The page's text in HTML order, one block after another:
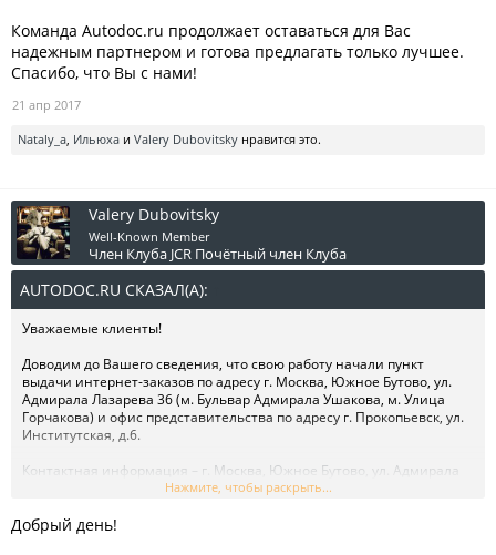
Команда Autodoc.ru продолжает оставаться для Вас
надежным партнером и готова предлагать только лучшее.
Спасибо, что Вы с нами!
21 апр 2017
Nataly_a, Ильюха и Valery Dubovitsky нравится это.
Valery Dubovitsky
Well-Known Member
Член Клуба JCR Почётный член Клуба
AUTODOC.RU СКАЗАЛ(А):
Уважаемые клиенты!
Доводим до Вашего сведения, что свою работу начали пункт
выдачи интернет-заказов по адресу г. Москва, Южное Бутово, ул.
Адмирала Лазарева 36 (м. Бульвар Адмирала Ушакова, м. Улица
Горчакова) и офис представительства по адресу г. Прокопьевск, ул.
Институтская, д.6.
Контактная информация – г. Москва, Южное Бутово, ул. Адмирала
Лазарева 36 (м. Бульвар Адмирала Ушакова, м. Улица Горчакова)
Нажмите, чтобы раскрыть...
Добрый день!